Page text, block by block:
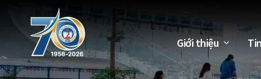
Giới thiệu